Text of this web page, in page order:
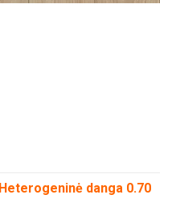
Heterogeninė danga 0.70